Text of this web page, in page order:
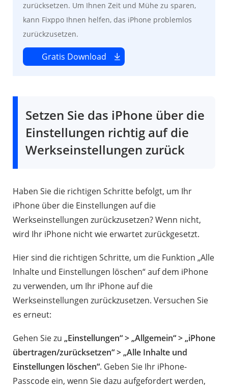
zurücksetzen. Um Ihnen Zeit und Mühe zu sparen,
kann Fixppo Ihnen helfen, das iPhone problemlos
zurückzusetzen.
Gratis Download
Setzen Sie das iPhone über die
Einstellungen richtig auf die
Werkseinstellungen zurück
Haben Sie die richtigen Schritte befolgt, um Ihr
iPhone über die Einstellungen auf die
Werkseinstellungen zurückzusetzen? Wenn nicht,
wird Ihr iPhone nicht wie erwartet zurückgesetzt.
Hier sind die richtigen Schritte, um die Funktion „Alle
Inhalte und Einstellungen löschen“ auf dem iPhone
zu verwenden, um Ihr iPhone auf die
Werkseinstellungen zurückzusetzen. Versuchen Sie
es erneut:
Gehen Sie zu „Einstellungen“ > „Allgemein“ > „iPhone
übertragen/zurücksetzen“ > „Alle Inhalte und
Einstellungen löschen“. Geben Sie Ihr iPhone-
Passcode ein, wenn Sie dazu aufgefordert werden,